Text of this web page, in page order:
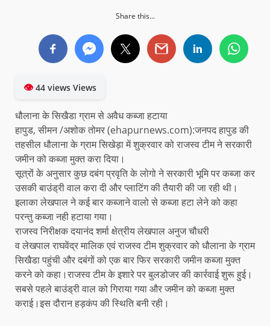
Share this...
👁44 views Views
धौलाना के सिखैडा ग्राम से अवैध कब्जा हटाया
हापुड, सीमन /अशोक तोमर (ehapurnews.com):जनपद हापुड की
तहसील धौलाना के ग्राम सिखेड़ा में शुक्रवार को राजस्व टीम ने सरकारी
जमीन को कब्जा मुक्त करा दिया।
सूत्रों के अनुसार कुछ दबंग प्रवृति के लोगो ने सरकारी भूमि पर कब्जा कर
उसकी बाउंड्री वाल करा दी और प्लाटिंग की तैयारी की जा रही थी।
इलाका लेखपाल ने कई बार कब्जाने वालो से कब्जा हटा लेने को कहा
परन्तु कब्जा नही हटाया गया।
राजस्व निरीक्षक दयानंद शर्मा क्षेत्रीय लेखपाल अनुज चौधरी
व लेखपाल राघवेंद्र मालिक एवं राजस्व टीम शुक्रवार को धौलाना के ग्राम
सिखैडा पहुंची और दबंगों को एक बार फिर सरकारी जमीन कब्जा मुक्त
करने को कहा।राजस्व टीम के इशारे पर बुलडोजर की कार्रवाई शुरू हुई।
सबसे पहले बाउंड्री वाल को गिराया गया और जमीन को कब्जा मुक्त
कराई।इस दौरान हड़कंप की स्थिति बनी रही।